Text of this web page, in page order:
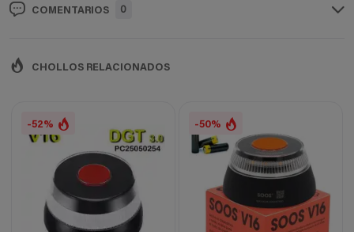
COMENTARIOS 0
CHOLLOS RELACIONADOS
-52% -50%